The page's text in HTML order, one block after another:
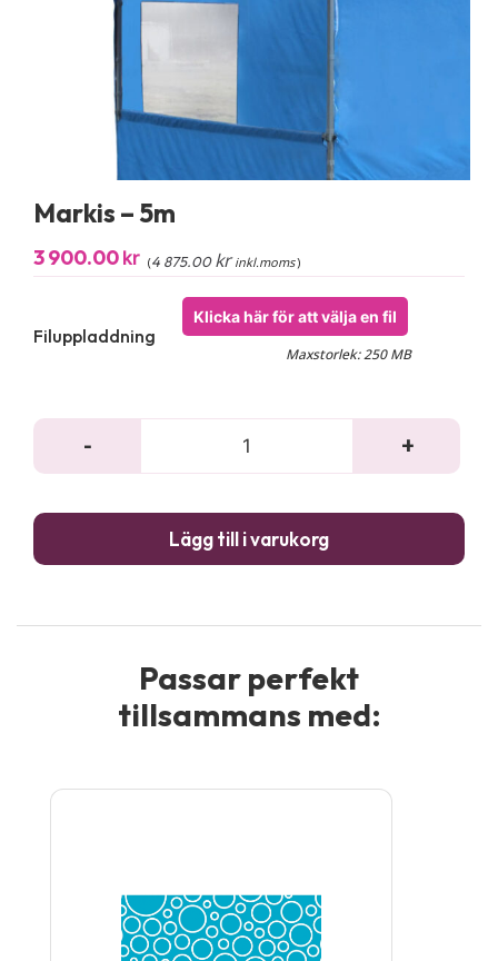
Markis – 5m
3 900.00kr (4 875.00kr inkl.moms)
Filuppladdning
Klicka här för att välja en fil
Maxstorlek: 250 MB
-
5m
+
Lägg till i varukorg
Passar perfekt
tillsammans med: